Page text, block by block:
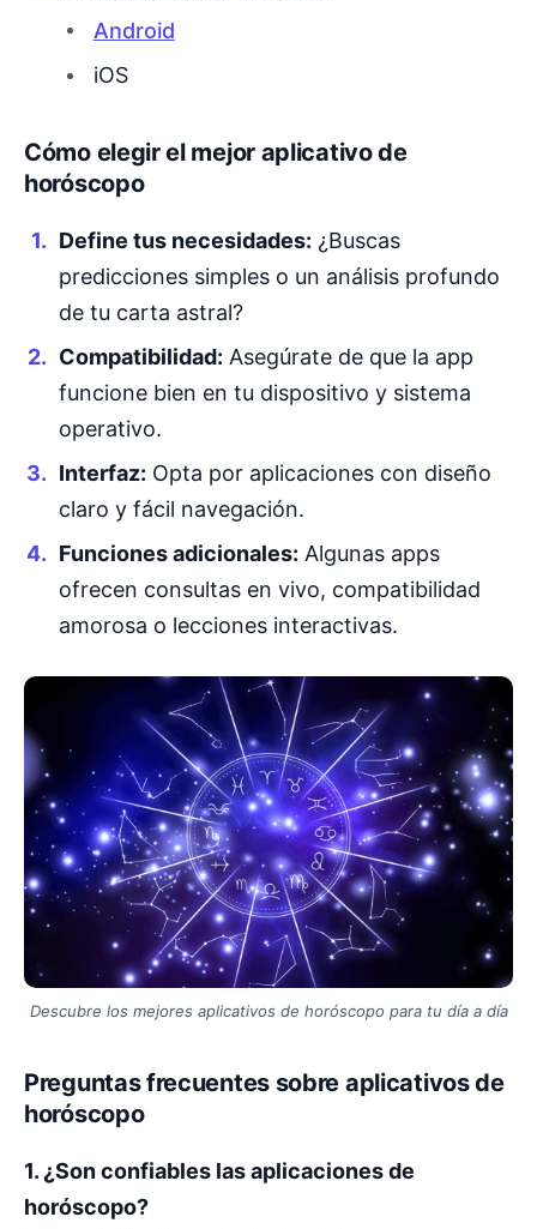
Android
iOS
Cómo elegir el mejor aplicativo de
horóscopo
Define tus necesidades: ¿Buscas
predicciones simples o un análisis profundo
de tu carta astral?
Compatibilidad: Asegúrate de que la app
funcione bien en tu dispositivo y sistema
operativo.
Interfaz: Opta por aplicaciones con diseño
claro y fácil navegación.
Funciones adicionales: Algunas apps
ofrecen consultas en vivo, compatibilidad
amorosa o lecciones interactivas.
Descubre los mejores aplicativos de horóscopo para tu día a día
Preguntas frecuentes sobre aplicativos de
horóscopo
1. ¿Son confiables las aplicaciones de
horóscopo?